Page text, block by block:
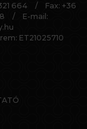
664 /
Fax: +36
/
E-mail:
ET21025710